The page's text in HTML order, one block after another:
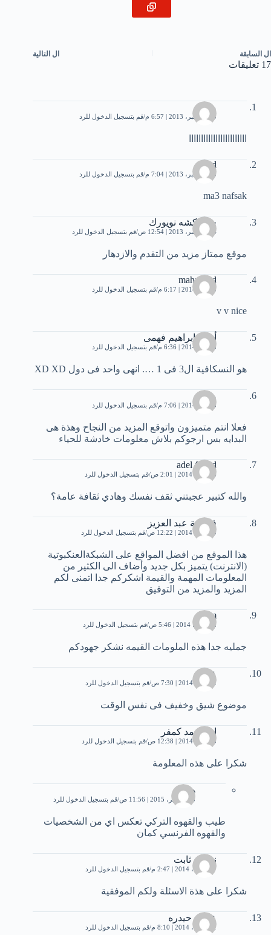
ال السابقة ال التالية
17 تعليقات
منه
23 ديسمبر، 2013 | 6:57 م قم بتسجيل الدخول للرد
saeed
23 ديسمبر، 2013 | 7:04 م قم بتسجيل الدخول للرد
ma3 nafsak
حاموكشه نويورك
24 ديسمبر، 2013 | 12:54 ص قم بتسجيل الدخول للرد
موقع ممتاز مزيد من التقدم والازدهار
mahmoud
3 يناير، 2014 | 6:17 م قم بتسجيل الدخول للرد
v v nice
أحمد ابراهيم فهمى
3 يناير، 2014 | 6:36 م قم بتسجيل الدخول للرد
هو النسكافية ال3 فى 1 …. انهى واحد فى دول XD XD
محمد
3 يناير، 2014 | 7:06 م قم بتسجيل الدخول للرد
فعلا انتم متميزون واتوقع المزيد من النجاح وهذة هى
البدايه بس ارجوكم بلاش معلومات خادشة للحياء
adel fouad
26 يناير، 2014 | 2:01 ص قم بتسجيل الدخول للرد
والله كتبير عجبتني ثقف نفسك وهادي ثقافة عامة؟
فاطمة عبد العزيز
30 يناير، 2014 | 12:22 ص قم بتسجيل الدخول للرد
هذا الموقع من افضل المواقع على الشبكةالعنكبوتية
(الانترنت) يتميز بكل جديد وأضاف الى الكثير من
المعلومات المهمة والقيمة اشكركم جدا اتمنى لكم
المزيد والمزيد من التوفيق
reem
2 مارس، 2014 | 5:46 ص قم بتسجيل الدخول للرد
جمليه جدا هذه الملومات القيمه نشكر جهودكم
عبير
2 أبريل، 2014 | 7:30 ص قم بتسجيل الدخول للرد
موضوع شيق وخفيف فى نفس الوقت
ام محمد كمفر
5 أبريل، 2014 | 12:38 ص قم بتسجيل الدخول للرد
شكرا على هذه المعلومة
هبه
15 نوفمبر، 2015 | 11:56 ص قم بتسجيل الدخول للرد
طيب والقهوه التركي تعكس اي من الشخصيات
والقهوه الفرنسي كمان
نعمان ثابت
17 أبريل، 2014 | 2:47 م قم بتسجيل الدخول للرد
شكرا على هذة الاسئلة ولكم الموفقية
عشق حيدره
21 أبريل، 2014 | 8:10 م قم بتسجيل الدخول للرد